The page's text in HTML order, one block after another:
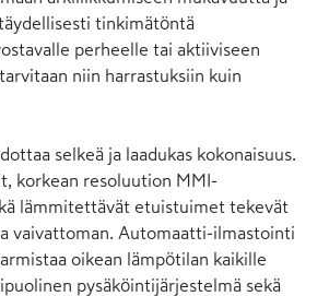
tinkimätöntä
perheelle tai aktiiviseen
niin harrastuksiin kuin
selkeä ja laadukas kokonaisuus.
korkean resoluution MMI-
lämmitettävät etuistuimet tekevät
vaivattoman. Automaatti-ilmastointi
oikean lämpötilan kaikille
pysäköintijärjestelmä sekä